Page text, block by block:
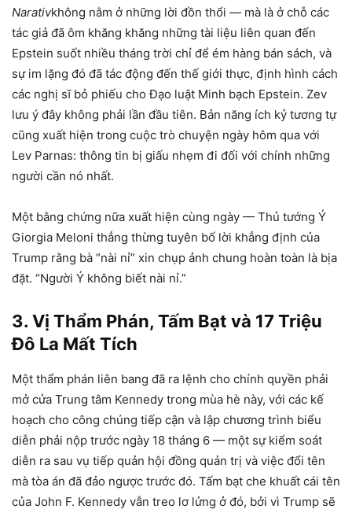
Narativkhông nằm ở những lời đồn thổi — mà là ở chỗ các
tác giả đã ôm khăng khăng những tài liệu liên quan đến
Epstein suốt nhiều tháng trời chỉ để ém hàng bán sách, và
sự im lặng đó đã tác động đến thế giới thực, định hình cách
các nghị sĩ bỏ phiếu cho Đạo luật Minh bạch Epstein. Zev
lưu ý đây không phải lần đầu tiên. Bản năng ích kỷ tương tự
cũng xuất hiện trong cuộc trò chuyện ngày hôm qua với
Lev Parnas: thông tin bị giấu nhẹm đi đối với chính những
người cần nó nhất.
Một bằng chứng nữa xuất hiện cùng ngày — Thủ tướng Ý
Giorgia Meloni thẳng thừng tuyên bố lời khẳng định của
Trump rằng bà “nài nỉ” xin chụp ảnh chung hoàn toàn là bịa
đặt. “Người Ý không biết nài nỉ.”
3. Vị Thẩm Phán, Tấm Bạt và 17 Triệu
Đô La Mất Tích
Một thẩm phán liên bang đã ra lệnh cho chính quyền phải
mở cửa Trung tâm Kennedy trong mùa hè này, với các kế
hoạch cho công chúng tiếp cận và lập chương trình biểu
diễn phải nộp trước ngày 18 tháng 6 — một sự kiểm soát
diễn ra sau vụ tiếp quản hội đồng quản trị và việc đổi tên
mà tòa án đã đảo ngược trước đó. Tấm bạt che khuất cái tên
của John F. Kennedy vẫn treo lơ lửng ở đó, bởi vì Trump sẽ